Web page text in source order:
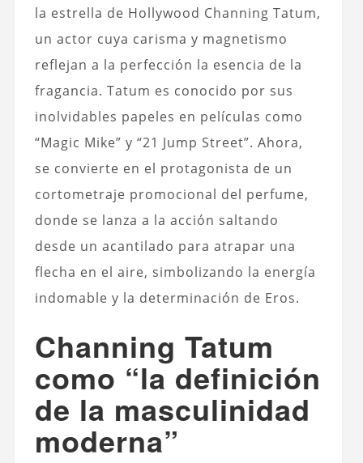
la estrella de Hollywood Channing Tatum,
un actor cuya carisma y magnetismo
reflejan a la perfección la esencia de la
fragancia. Tatum es conocido por sus
inolvidables papeles en películas como
“Magic Mike” y “21 Jump Street”. Ahora,
se convierte en el protagonista de un
cortometraje promocional del perfume,
donde se lanza a la acción saltando
desde un acantilado para atrapar una
flecha en el aire, simbolizando la energía
indomable y la determinación de Eros.
Channing Tatum
como “la definición
de la masculinidad
moderna”